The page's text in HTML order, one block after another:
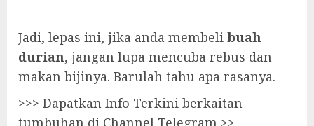
Jadi, lepas ini, jika anda membeli buah
durian, jangan lupa mencuba rebus dan
makan bijinya. Barulah tahu apa rasanya.
>>> Dapatkan Info Terkini berkaitan
tumbuhan di Channel Telegram >>